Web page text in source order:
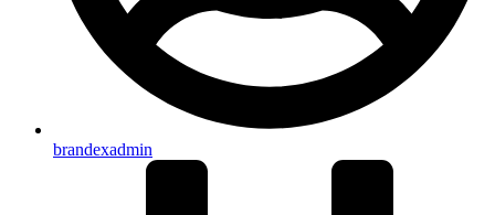
brandexadmin